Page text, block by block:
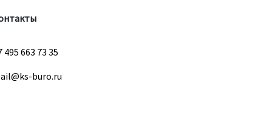
495 663 73 35
buro.ru